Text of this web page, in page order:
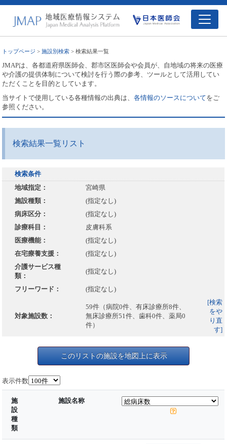
トップページ >施設別検索 > 検索結果一覧
JMAPは、各都道府県医師会、郡市区医師会や会員が、自地域の将来の医療
や介護の提供体制について検討を行う際の参考、ツールとして活用してい
ただくことを目的としています。
当サイトで使用している各種情報の出典は、各情報のソースについてをご
参照ください。
検索結果一覧リスト
検索条件
地域指定：
宮崎県
施設種類：
(指定なし)
病床区分：
(指定なし)
診療科目：
皮膚科系
医療機能：
(指定なし)
在宅療養支援：
(指定なし)
介護サービス種
類：
(指定なし)
フリーワード： (指定なし)
対象施設数：
59件（病院0件、有床診療所8件、
無床診療所51件、歯科0件、薬局0
件）
[検索
をや
り直
す]
このリストの施設を地図上に表示
表示件数
施
設
種
類
施設名称